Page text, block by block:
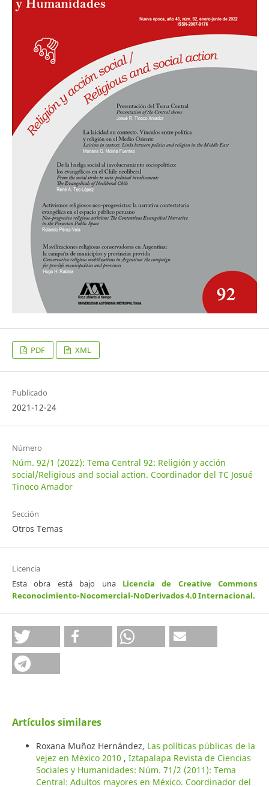
PDF XML
Publicado
2021-12-24
Número
Núm. 92/1 (2022): Tema Central 92: Religión y acción
social/Religious and social action. Coordinador del TC Josué
Tinoco Amador
Sección
Otros Temas
Licencia
Esta obra está bajo una Licencia de Creative Commons
Reconocimiento-Nocomercial-NoDerivados 4.0 Internacional.
Artículos similares
Roxana Muñoz Hernández, Las políticas públicas de la
vejez en México 2010 , Iztapalapa Revista de Ciencias
Sociales y Humanidades: Núm. 71/2 (2011): Tema
Central: Adultos mayores en México. Coordinador del